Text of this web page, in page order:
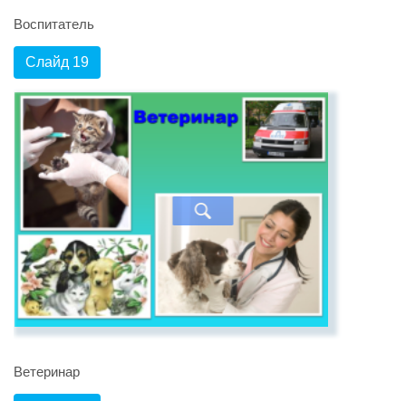
Воспитатель
Слайд 19
Ветеринар